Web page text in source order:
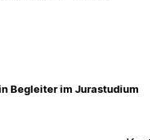
Begleiter im Jurastudium